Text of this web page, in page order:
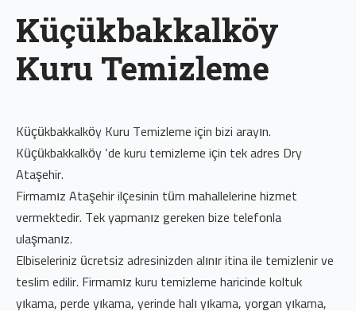
Küçükbakkalköy
Kuru Temizleme
Küçükbakkalköy Kuru Temizleme için bizi arayın.
Küçükbakkalköy ‘de kuru temizleme için tek adres Dry
Ataşehir.
Firmamız Ataşehir ilçesinin tüm mahallelerine hizmet
vermektedir. Tek yapmanız gereken bize telefonla
ulaşmanız.
Elbiseleriniz ücretsiz adresinizden alınır itina ile temizlenir ve
teslim edilir. Firmamız kuru temizleme haricinde koltuk
yıkama, perde yıkama, yerinde halı yıkama, yorgan yıkama,